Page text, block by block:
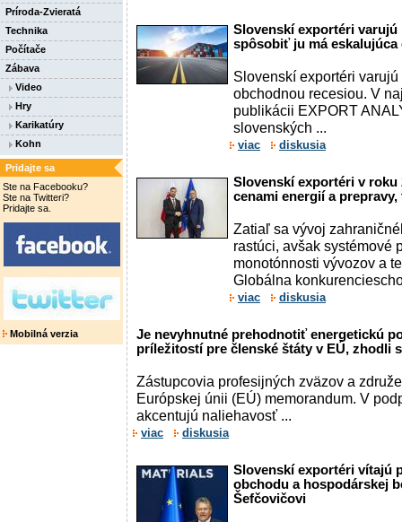
Príroda-Zvieratá
Technika
Počítače
Zábava
Video
Hry
Karikatúry
Kohn
Pridajte sa
Ste na Facebooku?
Ste na Twitteri?
Pridajte sa.
Mobilná verzia
Slovenskí exportéri
spôsobiť ju má eskalujúca
Slovenskí exportéri
obchodnou recesiou. V
publikácii EXPORT
slovenských ...
viac diskusia
Slovenskí exportéri v roku
cenami energií a
Zatiaľ sa vývoj
rastúci, avšak systémové
monotónnosti vývozov a
Globálna
viac diskusia
Je nevyhnutné prehodnotiť energetickú
príležitostí pre členské štáty v EÚ, zhodli
Zástupcovia profesijných zväzov a
Európskej únii (EÚ) memorandum. V
akcentujú naliehavosť ...
viac diskusia
Slovenskí exportéri vítajú
obchodu a hospodárskej
Šefčovičovi